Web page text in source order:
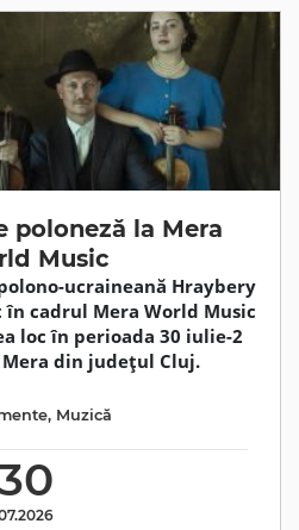
poloneză la Mera
Music
ucraineană Hraybery
cadrul Mera World Music
loc în perioada 30 iulie-2
din județul Cluj.
, Muzică